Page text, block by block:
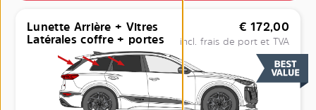
Lunette Arrière + Vitres
Latérales coffre + portes
€ 172,00
incl. frais de port et TVA